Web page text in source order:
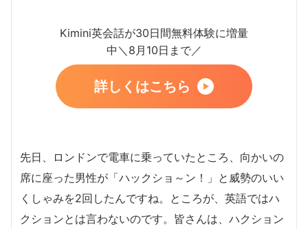
Kimini英会話が30日間無料体験に増量
中＼8月10日まで／
詳しくはこちら
先日、ロンドンで電車に乗っていたところ、向かいの
席に座った男性が「ハックショ～ン！」と威勢のいい
くしゃみを2回したんですね。ところが、英語ではハ
クションとは言わないのです。皆さんは、ハクション